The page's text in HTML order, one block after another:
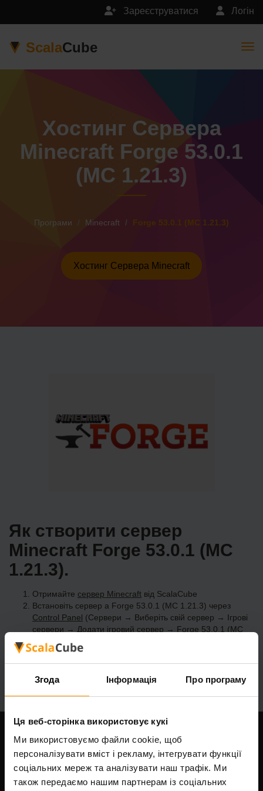
Згода Інформація Про програму
Ця веб-сторінка використовує кукі
Ми використовуємо файли cookie, щоб
персоналізувати вміст і рекламу, інтегрувати функції
соціальних мереж та аналізувати наш трафік. Ми
також передаємо нашим партнерам із соціальних
Логін
Зареєструватися
ScalaCube
Хостинг Сервера
Minecraft Forge 53.0.1
(MC 1.21.3)
Програми Minecraft Forge 53.0.1 (MC 1.21.3)
Хостинг Сервера Minecraft
Як створити сервер
Minecraft Forge 53.0.1 (MC
1.21.3).
Отримайте сервер Minecraft від ScalaCube
Встановіть сервер a Forge 53.0.1 (MC 1.21.3) через
Control Panel (Сервери → Виберіть свій сервер → Ігрові
сервери → Додати ігровий сервер → Forge 53.0.1 (MC
1.21.3))
Насолоджуйтесь грою на сервері!
Наша компанія